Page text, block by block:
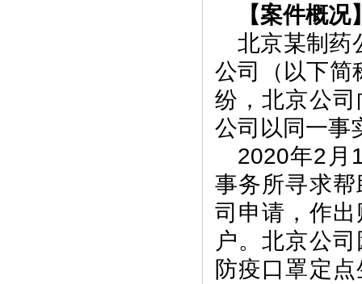
【案件概况
北京某制药
公司（以下简
纷，北京公
公司以同一事
2020年2月
事务所寻求
司申请，作
户。北京公
防疫口罩定